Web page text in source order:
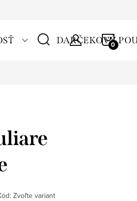
DARČEKOVÝ
Zvoľte variant